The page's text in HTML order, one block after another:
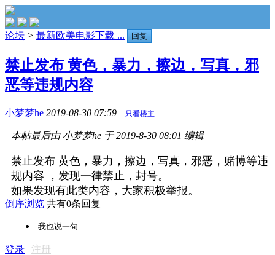
论坛 > 最新欧美电影下载 ... 回复
禁止发布 黄色，暴力，擦边，写真，邪
恶等违规内容
小梦梦he 2019-08-30 07:59 只看楼主
本帖最后由 小梦梦he 于 2019-8-30 08:01 编辑
禁止发布 黄色，暴力，擦边，写真，邪恶，赌博等违
规内容 ，发现一律禁止，封号。
如果发现有此类内容，大家积极举报。
倒序浏览 共有0条回复
登录 | 注册